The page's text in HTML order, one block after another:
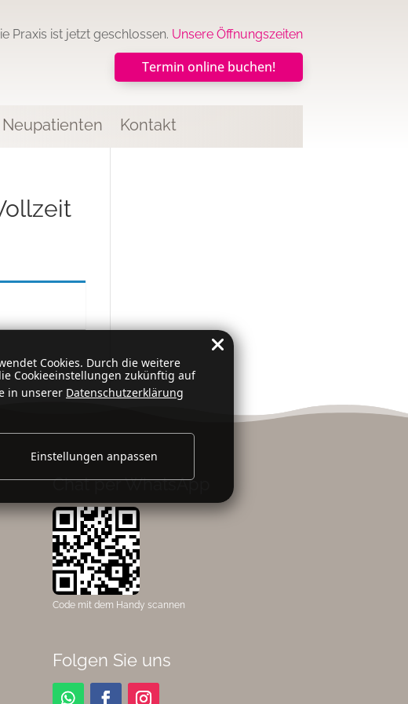
Praxis ist jetzt geschlossen. Unsere Öffnungszeiten
Termin online buchen!
Neupatienten Kontakt
Chat per WhatsApp
Code mit dem Handy scannen
Folgen Sie uns
Cookies. Durch die weitere
Cookieeinstellungen zukünftig auf
in unserer Datenschutzerklärung
Einstellungen anpassen